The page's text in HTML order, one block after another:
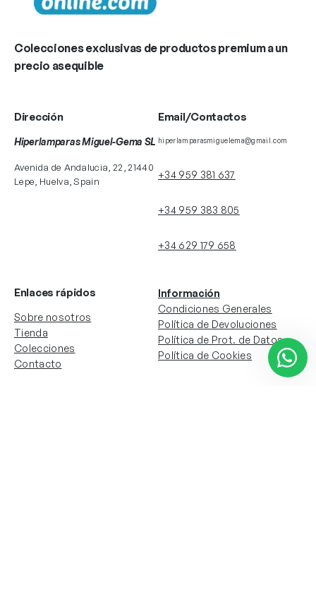
Colecciones exclusivas de productos premium a un
precio asequible
Dirección
Hiperlamparas Miguel-Gema SL
Avenida de Andalucia, 22, 21440
Lepe, Huelva, Spain
Email/Contactos
hiperlamparasmiguelema@gmail.com
+34 959 381 637
+34 959 383 805
+34 629 179 658
Enlaces rápidos
Sobre nosotros
Tienda
Colecciones
Contacto
Información
Condiciones Generales
Política de Devoluciones
Política de Prot. de Datos
Política de Cookies